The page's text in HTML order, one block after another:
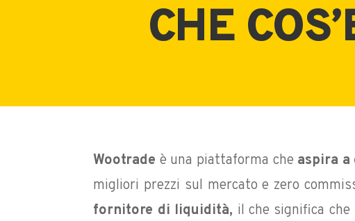
CHE
Wootrade è una piattaforma che aspira
migliori prezzi sul mercato e zero
fornitore di liquidità, il che significa